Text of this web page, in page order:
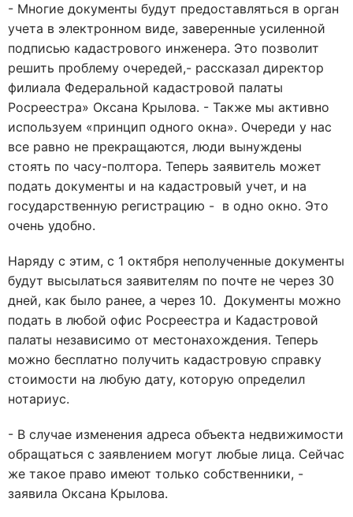
- Многие документы будут предоставляться в орган
учета в электронном виде, заверенные усиленной
подписью кадастрового инженера. Это позволит
решить проблему очередей,- рассказал директор
филиала Федеральной кадастровой палаты
Росреестра» Оксана Крылова. - Также мы активно
используем «принцип одного окна». Очереди у нас
все равно не прекращаются, люди вынуждены
стоять по часу-полтора. Теперь заявитель может
подать документы и на кадастровый учет, и на
государственную регистрацию - в одно окно. Это
очень удобно.
Наряду с этим, с 1 октября неполученные документы
будут высылаться заявителям по почте не через 30
дней, как было ранее, а через 10. Документы можно
подать в любой офис Росреестра и Кадастровой
палаты независимо от местонахождения. Теперь
можно бесплатно получить кадастровую справку
стоимости на любую дату, которую определил
нотариус.
- В случае изменения адреса объекта недвижимости
обращаться с заявлением могут любые лица. Сейчас
же такое право имеют только собственники, -
заявила Оксана Крылова.